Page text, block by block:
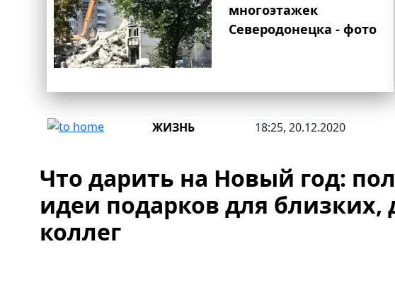
многоэтажек
Северодонецка - фото
ЖИЗНЬ 18:25, 20.12.2020
Что дарить на Новый год:
идеи подарков для близких,
коллег